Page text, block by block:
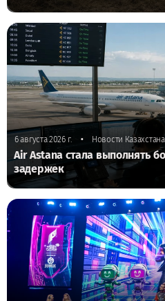
6 августа 2026 г. • Новости Казахстана
Air Astana стала выполнять
задержек